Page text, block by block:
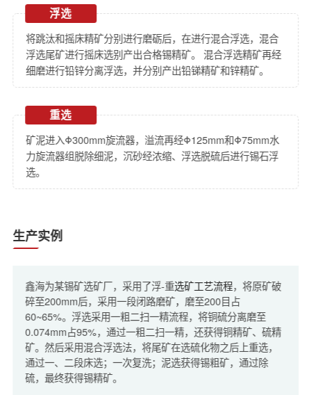
浮选
将跳汰和摇床精矿分别进行磨砺后，在进行混合浮选，混合
浮选尾矿进行摇床选别产出合格锡精矿。 混合浮选精矿再经
细磨进行铅锌分离浮选，并分别产出铅锑精矿和锌精矿。
重选
矿泥进入Φ300mm旋流器，溢流再经Φ125mm和Φ75mm水
力旋流器组脱除细泥，沉砂经浓缩、浮选脱硫后进行锡石浮
选。
生产实例
鑫海为某锡矿选矿厂，采用了浮-重选矿工艺流程，将原矿破
碎至200mm后，采用一段闭路磨矿，磨至200目占
60~65%。浮选采用一粗二扫一精流程，将铜硫分离磨至
0.074mm占95%，通过一粗二扫一精，还获得铜精矿、硫精
矿。然后采用混合浮选法，将尾矿在选硫化物之后上重选，
通过一、二段床选；一次复洗；泥选获得锡粗矿，通过除
硫，最终获得锡精矿。